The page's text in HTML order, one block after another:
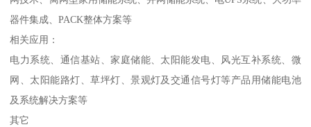
器件集成、PACK整体方案等
相关应用：
电力系统、通信基站、家庭储能、太阳能发电、风光互补系统、微
网、太阳能路灯、草坪灯、景观灯及交通信号灯等产品用储能电池
及系统解决方案等
其它